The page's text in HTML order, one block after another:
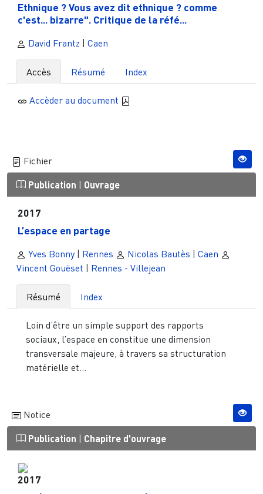
Ethnique ? Vous avez dit ethnique ? comme
c'est... bizarre". Critique de la réfé...
David Frantz Caen
Accès Résumé Index
Accèder au document
Fichier
Publication | Ouvrage
2017
L’espace en partage
Yves Bonny | Rennes Nicolas Bautès | Caen
Vincent Gouëset | Rennes - Villejean
Résumé Index
Loin d’être un simple support des rapports
sociaux, l’espace en constitue une dimension
transversale majeure, à travers sa structuration
matérielle et...
Notice
Publication | Chapitre d'ouvrage
2017